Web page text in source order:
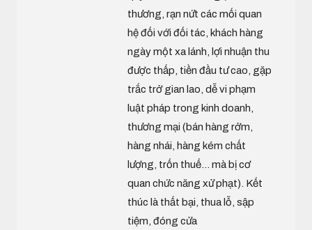
thương, rạn nứt các mối quan
hệ đối với đối tác, khách hàng
ngày một xa lánh, lợi nhuận thu
được thấp, tiền đầu tư cao, gặp
trắc trở gian lao, dễ vi phạm
luật pháp trong kinh doanh,
thương mại (bán hàng rởm,
hàng nhái, hàng kém chất
lượng, trốn thuế... mà bị cơ
quan chức năng xử phạt). Kết
thúc là thất bại, thua lỗ, sập
tiệm, đóng cửa